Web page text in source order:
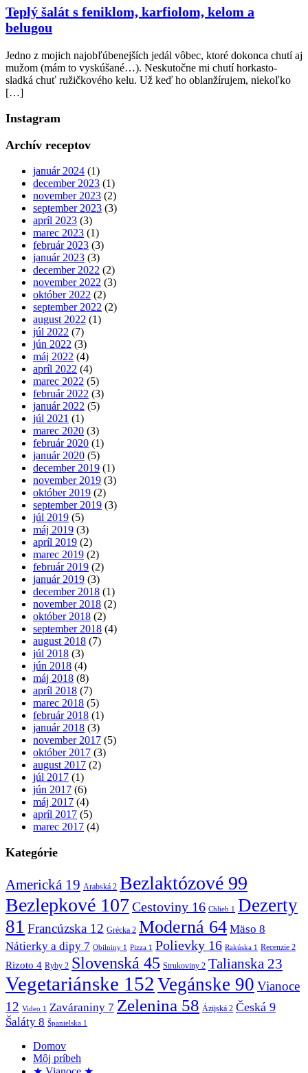
Teplý šalát s feniklom, karfiolom, kelom a
belugou
Jedno z mojich najobľúbenejších jedál vôbec, ktoré dokonca chutí aj
mužom (mám to vyskúšané…). Neskutočne mi chutí horkasto-
sladká chuť ružičkového kelu. Už keď ho oblanžírujem, niekoľko
[…]
Instagram
Archív receptov
január 2024 (1)
december 2023 (1)
november 2023 (2)
september 2023 (3)
apríl 2023 (3)
marec 2023 (1)
február 2023 (3)
január 2023 (3)
december 2022 (2)
november 2022 (3)
október 2022 (2)
september 2022 (2)
august 2022 (1)
júl 2022 (7)
jún 2022 (3)
máj 2022 (4)
apríl 2022 (4)
marec 2022 (5)
február 2022 (3)
január 2022 (5)
júl 2021 (1)
marec 2020 (3)
február 2020 (1)
január 2020 (5)
december 2019 (1)
november 2019 (3)
október 2019 (2)
september 2019 (3)
júl 2019 (5)
máj 2019 (3)
apríl 2019 (2)
marec 2019 (2)
február 2019 (2)
január 2019 (3)
december 2018 (1)
november 2018 (2)
október 2018 (2)
september 2018 (4)
august 2018 (7)
júl 2018 (3)
jún 2018 (4)
máj 2018 (8)
apríl 2018 (7)
marec 2018 (5)
február 2018 (1)
január 2018 (3)
november 2017 (5)
október 2017 (3)
august 2017 (2)
júl 2017 (1)
jún 2017 (6)
máj 2017 (4)
apríl 2017 (5)
marec 2017 (4)
Kategórie
Americká 19 Arabská 2 Bezlaktózové 99
Bezlepkové 107Cestoviny 16 Chlieb 1
Dezerty
81 Francúzska 12 Grécka 2 Moderná 64 Mäso 8
Nátierky a dipy 7 Obilniny 1 Pizza 1 Polievky 16 Rakúska 1 Recenzie 2
Rizoto 4 Ryby 2 Slovenská 45 Strukoviny 2 Talianska 23
Vegetariánske 152 Vegánske 90 Vianoce
12 Video 1 Zaváraniny 7 Zelenina 58 Ázijská 2 Česká 9
Šaláty 8 Španielska 1
Domov
Môj príbeh